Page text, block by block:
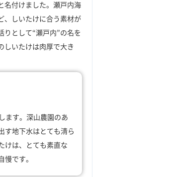
名付けました。瀬戸内海
、しいたけに合う素材が
りとして“瀬戸内”の名を
しいたけは肉厚で大き
ます。深山農園のあ
す地下水はとても清ら
けは、とても素直な
です。